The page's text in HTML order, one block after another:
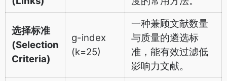
选择标准
(Selection
Criteria)
g-index
(k=25)
一种兼顾文献数量
与质量的遴选标
准，能有效过滤低
影响力文献。